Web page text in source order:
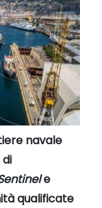
navale
di
e
qualificate